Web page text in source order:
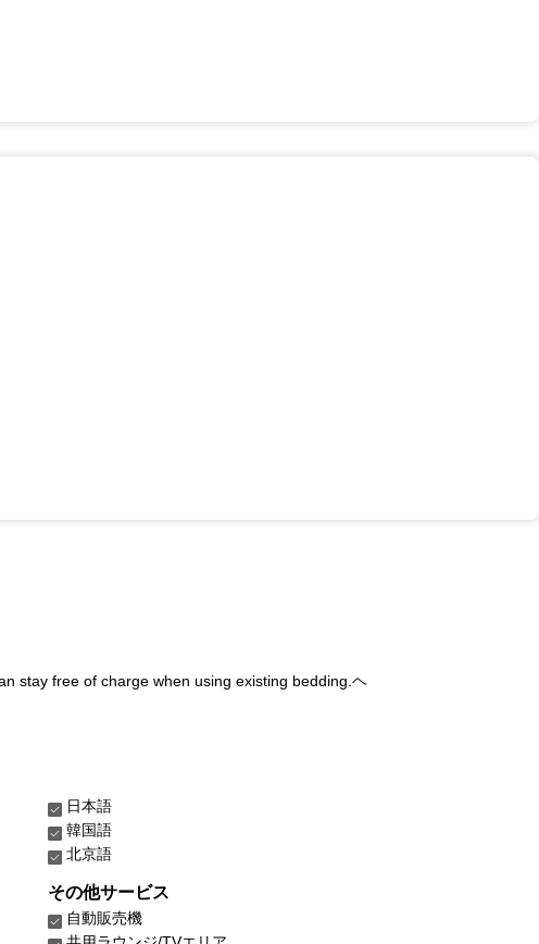
stay free of charge when using existing bedding.ヘ
日本語
韓国語
北京語
その他サービス
自動販売機